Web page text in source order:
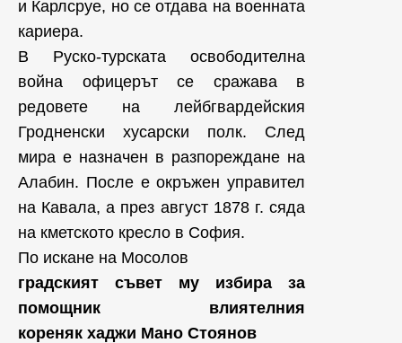
и Карлсруе, но се отдава на военната
кариера.
В Руско-турската освободителна
война офицерът се сражава в
редовете на лейбгвардейския
Гродненски хусарски полк. След
мира е назначен в разпореждане на
Алабин. После е окръжен управител
на Кавала, а през август 1878 г. сяда
на кметското кресло в София.
По искане на Мосолов
градският съвет му избира за
помощник влиятелния
кореняк хаджи Мано Стоянов